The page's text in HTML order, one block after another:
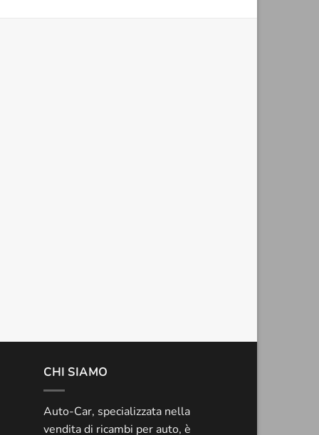
CHI SIAMO
Auto-Car, specializzata nella
vendita di ricambi per auto, è